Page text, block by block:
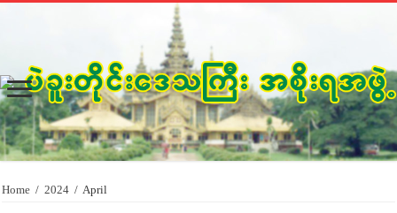
Home / 2024 / April